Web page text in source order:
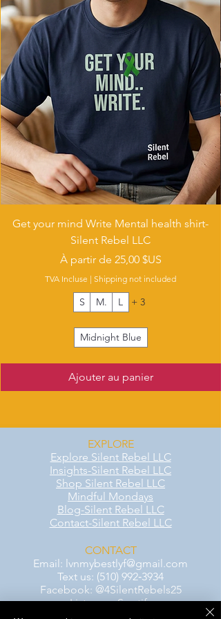
Get your mind Write Mental health shirt-
Silent Rebel LLC
À partir de 25,00 $US
Prix promotionnel
TVA Incluse | Shipping not included
S M. L + 3
Midnight Blue
Ajouter au panier
EXPLORE
Explore Silent Rebel LLC
Insights-Silent Rebel LLC
Shop Silent Rebel LLC
Mindful Mondays
Blog-Silent Rebel LLC
Contact-Silent Rebel LLC
CONTACT
Email: lvnmybestlyf@gmail.com
Text us: (510) 992‑3934
Facebook: @4SilentRebels25
Listen onSpotify